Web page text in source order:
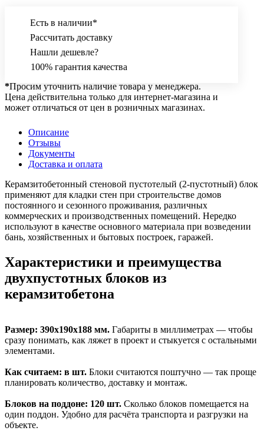
Есть в наличии*
Рассчитать доставку
Нашли дешевле?
100% гарантия качества
*Просим уточнить наличие товара у менеджера.
Цена действительна только для интернет-магазина и
может отличаться от цен в розничных магазинах.
Описание
Отзывы
Документы
Доставка и оплата
Керамзитобетонный стеновой пустотелый (2-пустотный) блок
применяют для кладки стен при строительстве домов
постоянного и сезонного проживания, различных
коммерческих и производственных помещений. Нередко
используют в качестве основного материала при возведении
бань, хозяйственных и бытовых построек, гаражей.
Характеристики и преимущества
двухпустотных блоков из
керамзитобетона
Размер: 390х190х188 мм. Габариты в миллиметрах — чтобы
сразу понимать, как ляжет в проект и стыкуется с остальными
элементами.
Как считаем: в шт. Блоки считаются поштучно — так проще
планировать количество, доставку и монтаж.
Блоков на поддоне: 120 шт. Сколько блоков помещается на
один поддон. Удобно для расчёта транспорта и разгрузки на
объекте.